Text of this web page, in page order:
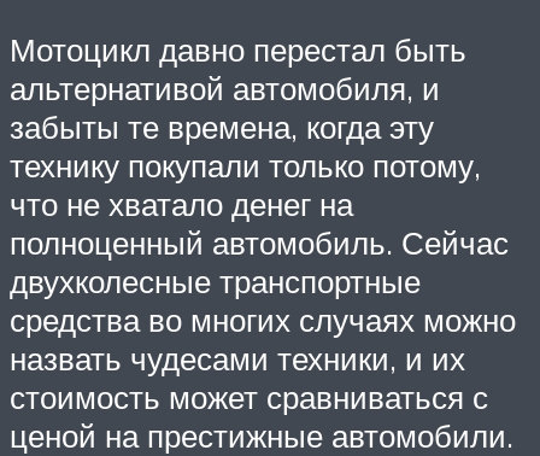
Мотоцикл давно перестал быть
альтернативой автомобиля, и
забыты те времена, когда эту
технику покупали только потому,
что не хватало денег на
полноценный автомобиль. Сейчас
двухколесные транспортные
средства во многих случаях можно
назвать чудесами техники, и их
стоимость может сравниваться с
ценой на престижные автомобили.